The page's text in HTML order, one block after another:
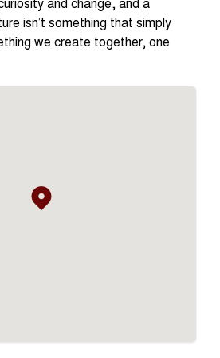
isn’t something that simply
we create together, one